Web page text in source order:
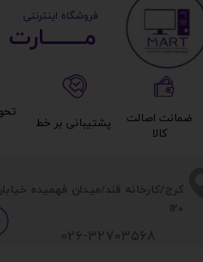
​​کرج/کارخانه قند/میدان فهمیده
120
026-32703568
مــــــــارت​​​​​​
​ ​فروشگاه اینترنتی
پشتیبانی بر خط​​​​​​​
ضمانت اصالت
کالا​​​​​​​